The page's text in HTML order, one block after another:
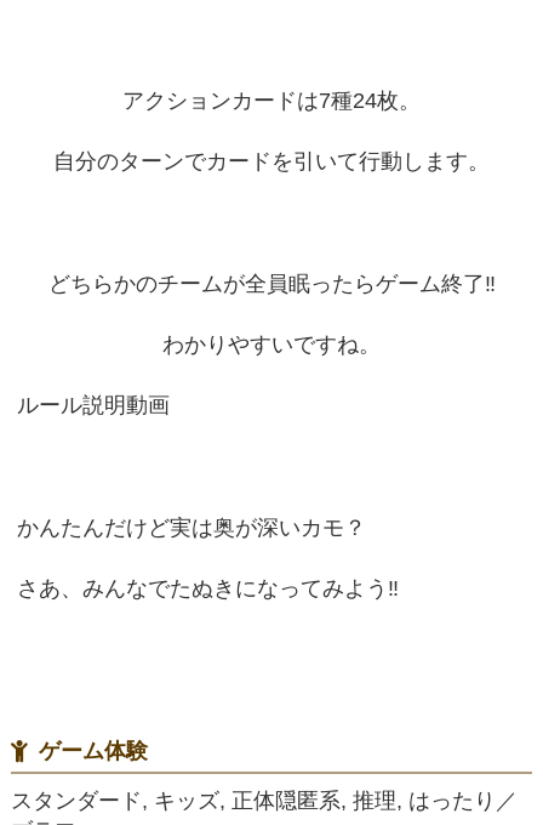
アクションカードは7種24枚。
自分のターンでカードを引いて行動します。
どちらかのチームが全員眠ったらゲーム終了‼
わかりやすいですね。
ルール説明動画
かんたんだけど実は奥が深いカモ？
さあ、みんなでたぬきになってみよう‼
ゲーム体験
スタンダード, キッズ, 正体隠匿系, 推理, はったり／